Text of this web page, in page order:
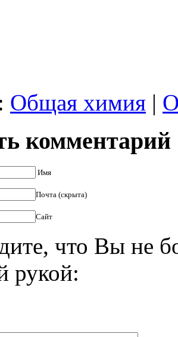
Общая химия |
комментарий
Имя
Почта (скрыта)
Сайт
что Вы не
рукой: